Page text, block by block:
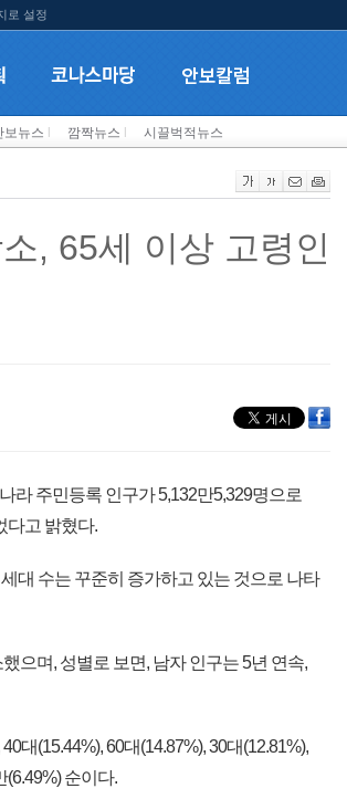
로 설정
보뉴스 깜짝뉴스 시끌벅적뉴스
, 65세 이상 고령인
라 주민등록 인구가 5,132만5,329명으로
다고 밝혔다.
대 수는 꾸준히 증가하고 있는 것으로 나타
으며, 성별로 보면, 남자 인구는 5년 연속,
대(15.44%), 60대(14.87%), 30대(12.81%),
(6.49%) 순이다.